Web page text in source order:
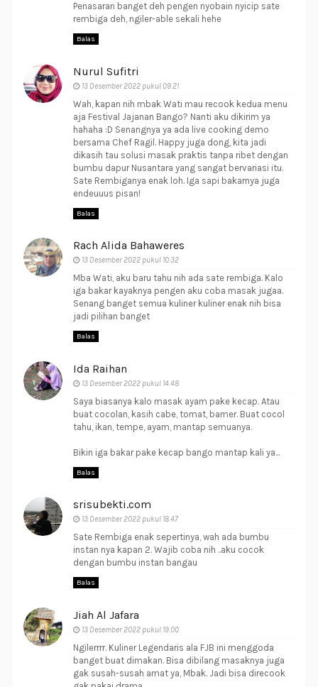
Penasaran banget deh pengen nyobain nyicip sate
rembiga deh, ngiler-able sekali hehe
Balas
Nurul Sufitri
13 Desember 2022 pukul 09.21
Wah, kapan nih mbak Wati mau recook kedua menu
aja Festival Jajanan Bango? Nanti aku dikirim ya
hahaha :D Senangnya ya ada live cooking demo
bersama Chef Ragil. Happy juga dong, kita jadi
dikasih tau solusi masak praktis tanpa ribet dengan
bumbu dapur Nusantara yang sangat bervariasi itu.
Sate Rembiganya enak loh. Iga sapi bakarnya juga
endeuuus pisan!
Balas
Rach Alida Bahaweres
13 Desember 2022 pukul 10.32
Mba Wati, aku baru tahu nih ada sate rembiga. Kalo
iga bakar kayaknya pengen aku coba masak jugaa.
Senang banget semua kuliner kuliner enak nih bisa
jadi pilihan banget
Balas
Ida Raihan
13 Desember 2022 pukul 14.48
Saya biasanya kalo masak ayam pake kecap. Atau
buat cocolan, kasih cabe, tomat, bamer. Buat cocol
tahu, ikan, tempe, ayam, mantap semuanya.
Bikin iga bakar pake kecap bango mantap kali ya...
Balas
srisubekti.com
13 Desember 2022 pukul 18.47
Sate Rembiga enak sepertinya, wah ada bumbu
instan nya kapan 2. Wajib coba nih ..aku cocok
dengan bumbu instan bangau
Balas
Jiah Al Jafara
13 Desember 2022 pukul 19.00
Ngilerrrr. Kuliner Legendaris ala FJB ini menggoda
banget buat dimakan. Bisa dibilang masaknya juga
gak susah-susah amat ya, Mbak. Jadi bisa direcook